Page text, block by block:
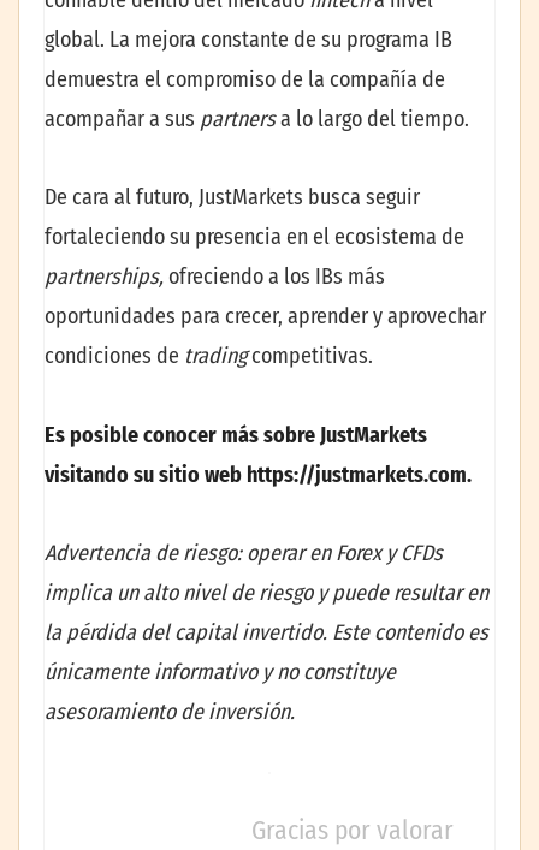
global. La mejora constante de su programa IB
demuestra el compromiso de la compañía de
acompañar a sus partnersa lo largo del tiempo.
De cara al futuro, JustMarkets busca seguir
fortaleciendo su presencia en el ecosistema de
partnerships, ofreciendo a los IBs más
oportunidades para crecer, aprender y aprovechar
condiciones de tradingcompetitivas.
Es posible conocer más sobre JustMarkets
visitando su sitio web https://justmarkets.com.
Advertencia de riesgo: operar en Forex y CFDs
implica un alto nivel de riesgo y puede resultar en
la pérdida del capital invertido. Este contenido es
únicamente informativo y no constituye
asesoramiento de inversión.
Gracias por valorar